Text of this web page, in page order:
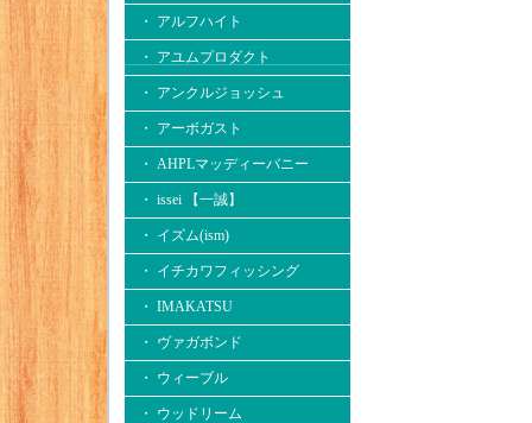
・ アルフハイト
・ アユムプロダクト
・ アンクルジョッシュ
・ アーボガスト
・ AHPLマッディーバニー
・ issei 【一誠】
・ イズム(ism)
・ イチカワフィッシング
・ IMAKATSU
・ ヴァガボンド
・ ウィーブル
・ ウッドリーム